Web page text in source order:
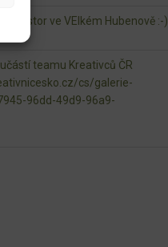
prostor ve VElkém Hubenově :-)
teamu Kreativců ČR
cs/galerie-
96dd-49d9-96a9-